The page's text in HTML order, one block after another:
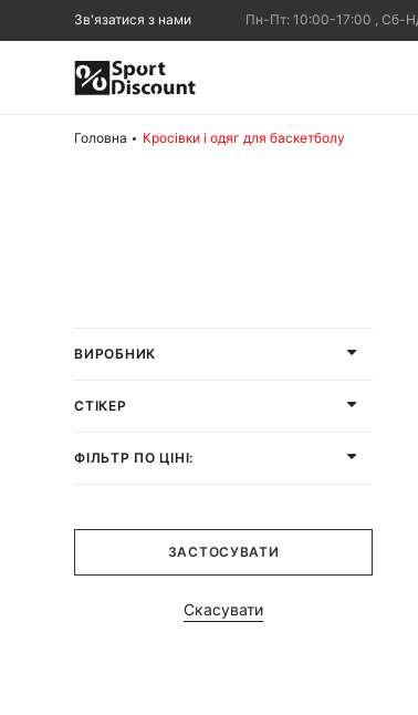
Зв'язатися з нами Пн-Пт: 10:00-17:00 , Сб-
Головна Кросівки і одяг для баскетболу
ВИРОБНИК
СТІКЕР
ФІЛЬТР ПО ЦІНІ:
ЗАСТОСУВАТИ
Скасувати